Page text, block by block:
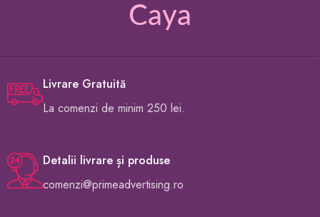
Caya
Livrare Gratuită
La comenzi de minim 250 lei.
Detalii livrare și produse
comenzi@primeadvertising.ro